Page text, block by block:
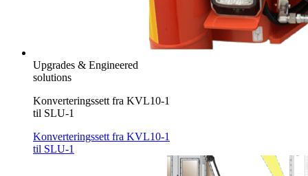
Upgrades & Engineered
solutions
Konverteringssett fra KVL10-1
til SLU-1
Konverteringssett fra KVL10-1
til SLU-1